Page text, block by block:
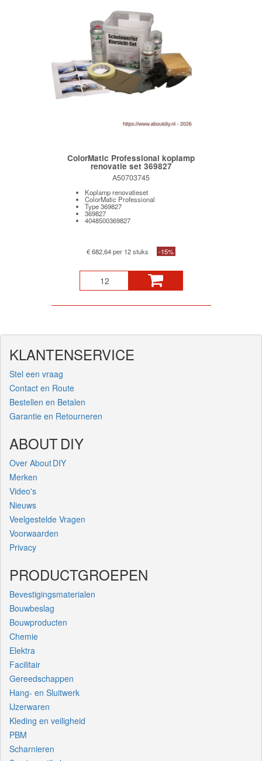
ColorMatic Professional koplamp
renovatie set 369827
A50703745
Koplamp renovatieset
ColorMatic Professional
Type 369827
369827
4048500369827
€ 682,64 per 12 stuks -15%
KLANTENSERVICE
Stel een vraag
Contact en Route
Bestellen en Betalen
Garantie en Retourneren
ABOUT DIY
Over About DIY
Merken
Video's
Nieuws
Veelgestelde Vragen
Voorwaarden
Privacy
PRODUCTGROEPEN
Bevestigingsmaterialen
Bouwbeslag
Bouwproducten
Chemie
Elektra
Facilitair
Gereedschappen
Hang- en Sluitwerk
IJzerwaren
Kleding en veiligheid
PBM
Scharnieren